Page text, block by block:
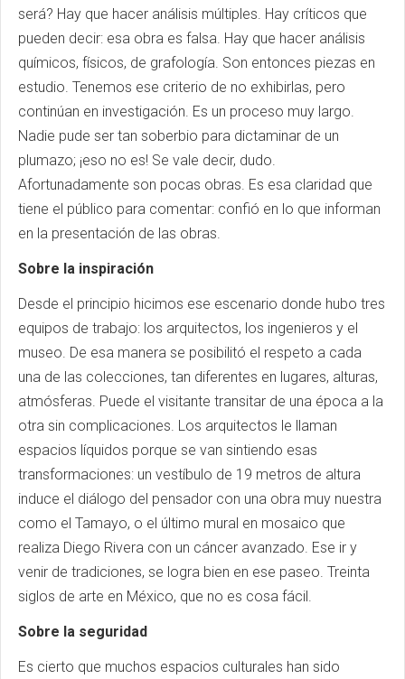
será? Hay que hacer análisis múltiples. Hay críticos que
pueden decir: esa obra es falsa. Hay que hacer análisis
químicos, físicos, de grafología. Son entonces piezas en
estudio. Tenemos ese criterio de no exhibirlas, pero
continúan en investigación. Es un proceso muy largo.
Nadie pude ser tan soberbio para dictaminar de un
plumazo; ¡eso no es! Se vale decir, dudo.
Afortunadamente son pocas obras. Es esa claridad que
tiene el público para comentar: confió en lo que informan
en la presentación de las obras.
Sobre la inspiración
Desde el principio hicimos ese escenario donde hubo tres
equipos de trabajo: los arquitectos, los ingenieros y el
museo. De esa manera se posibilitó el respeto a cada
una de las colecciones, tan diferentes en lugares, alturas,
atmósferas. Puede el visitante transitar de una época a la
otra sin complicaciones. Los arquitectos le llaman
espacios líquidos porque se van sintiendo esas
transformaciones: un vestíbulo de 19 metros de altura
induce el diálogo del pensador con una obra muy nuestra
como el Tamayo, o el último mural en mosaico que
realiza Diego Rivera con un cáncer avanzado. Ese ir y
venir de tradiciones, se logra bien en ese paseo. Treinta
siglos de arte en México, que no es cosa fácil.
Sobre la seguridad
Es cierto que muchos espacios culturales han sido